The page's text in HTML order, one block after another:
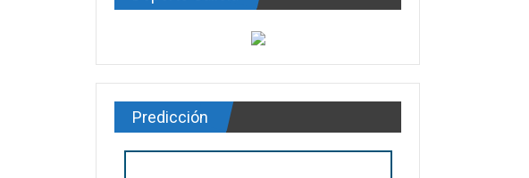
Predicción